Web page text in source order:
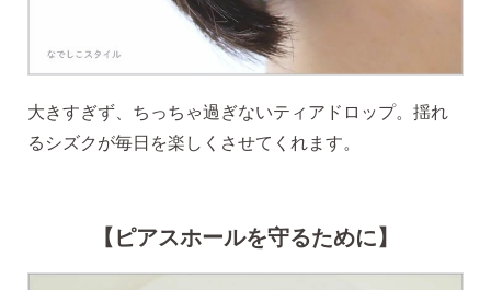
ようこそ！！なでしこスタイルへ！
大きすぎず、ちっちゃ過ぎないティアドロップ。揺れ
るシズクが毎日を楽しくさせてくれます。
【ピアスホールを守るために】